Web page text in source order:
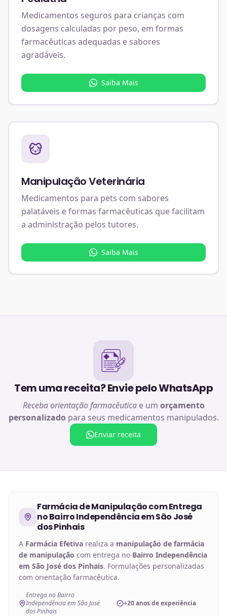
Medicamentos seguros para crianças com
dosagens calculadas por peso, em formas
farmacêuticas adequadas e sabores
agradáveis.
Saiba Mais
Manipulação Veterinária
Medicamentos para pets com sabores
palatáveis e formas farmacêuticas que facilitam
a administração pelos tutores.
Saiba Mais
Tem uma receita? Envie pelo WhatsApp
Receba orientação farmacêuticae um orçamento
personalizado para seus medicamentos manipulados.
Enviar receita
Farmácia de Manipulaçãocom Entrega
noBairro Independência em São José
dos Pinhais
A Farmácia Efetiva realiza a manipulação de farmácia
de manipulação com entrega no Bairro Independência
em São José dos Pinhais. Formulações personalizadas
com orientação farmacêutica.
Entrega no Bairro
Independência em São José
dos Pinhais
+20 anos de experiência